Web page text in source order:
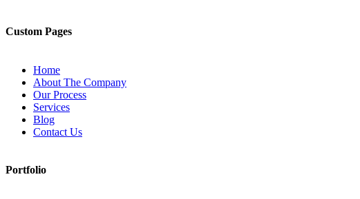
Custom Pages
Home
About The Company
Our Process
Services
Blog
Contact Us
Portfolio